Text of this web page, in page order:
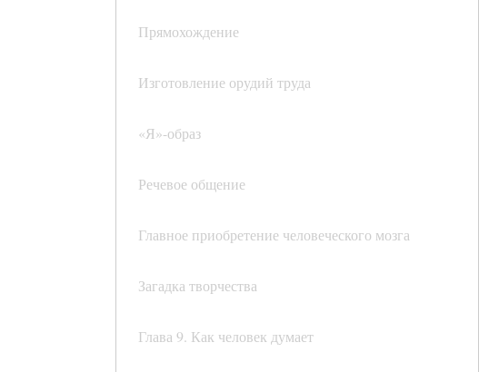
Прямохождение
Изготовление орудий труда
«Я»-образ
Речевое общение
Главное приобретение человеческого мозга
Загадка творчества
Глава 9. Как человек думает